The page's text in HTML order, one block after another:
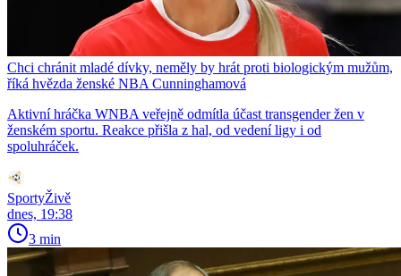
Chci chránit mladé dívky, neměly by hrát proti biologickým mužům,
říká hvězda ženské NBA Cunninghamová
Aktivní hráčka WNBA veřejně odmítla účast transgender žen v
ženském sportu. Reakce přišla z hal, od vedení ligy i od
spoluhráček.
SportyŽivě
dnes, 19:38
3 min